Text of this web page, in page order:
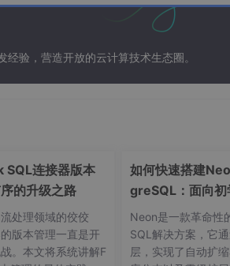
验，营造开放的云计算技术生态圈。
SQL连接器版本
的升级之路
处理领域的佼佼
版本管理一直是开
。本文将系统讲解F
如何快速搭建
greSQL：面向初
Neon是一款革命性
SQL解决方案，它
层，实现了自动扩